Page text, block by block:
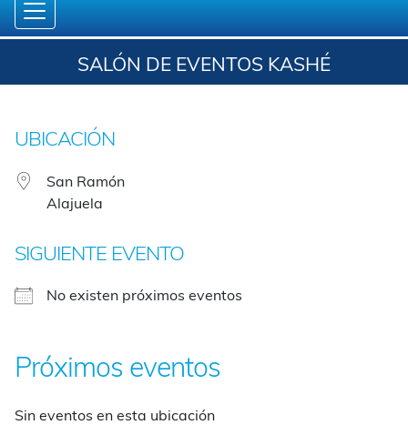
SALÓN DE EVENTOS KASHÉ
UBICACIÓN
San Ramón
Alajuela
SIGUIENTE EVENTO
No existen próximos eventos
Próximos eventos
Sin eventos en esta ubicación